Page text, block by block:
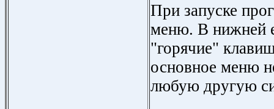
При запуске
меню. В нижней
"горячие"
основное меню
любую другую